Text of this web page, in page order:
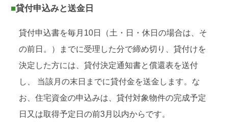
■貸付申込みと送金日
貸付申込書を毎月10日（土・日・休日の場合は、そ
の前日。）までに受理した分で締め切り、貸付けを
決定した方には、貸付決定通知書と償還表を送付
し、 当該月の末日までに貸付金を送金します。な
お、住宅資金の申込みは、貸付対象物件の完成予定
日又は取得予定日の前3月以内からです。